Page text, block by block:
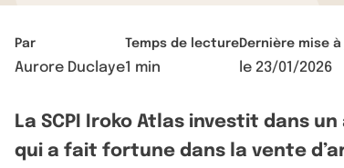
Par
Aurore Duclaye
Temps de lecture
1 min
Dernière mise
le 23/01/2026
La SCPI Iroko Atlas investit dans
qui a fait fortune dans la vente